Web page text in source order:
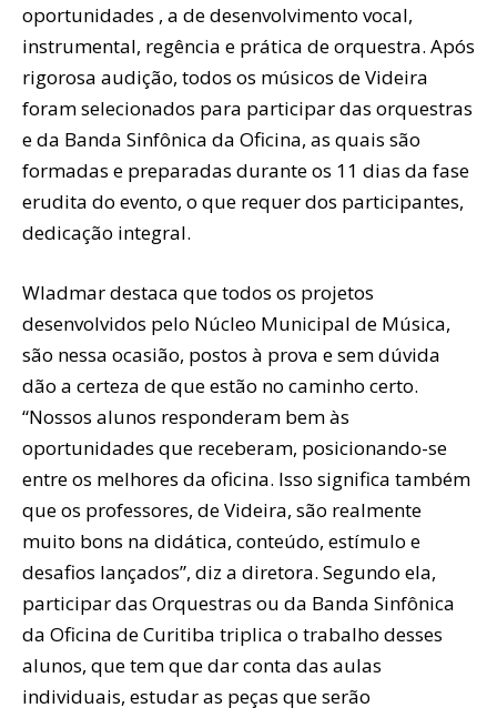
oportunidades , a de desenvolvimento vocal,
instrumental, regência e prática de orquestra. Após
rigorosa audição, todos os músicos de Videira
foram selecionados para participar das orquestras
e da Banda Sinfônica da Oficina, as quais são
formadas e preparadas durante os 11 dias da fase
erudita do evento, o que requer dos participantes,
dedicação integral.
Wladmar destaca que todos os projetos
desenvolvidos pelo Núcleo Municipal de Música,
são nessa ocasião, postos à prova e sem dúvida
dão a certeza de que estão no caminho certo.
“Nossos alunos responderam bem às
oportunidades que receberam, posicionando-se
entre os melhores da oficina. Isso significa também
que os professores, de Videira, são realmente
muito bons na didática, conteúdo, estímulo e
desafios lançados”, diz a diretora. Segundo ela,
participar das Orquestras ou da Banda Sinfônica
da Oficina de Curitiba triplica o trabalho desses
alunos, que tem que dar conta das aulas
individuais, estudar as peças que serão